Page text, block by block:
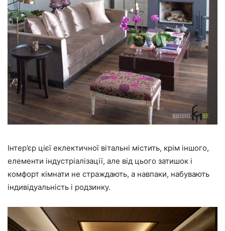
Інтер’єр цієї еклектичної вітальні містить, крім іншого,
елементи індустріалізації, але від цього затишок і
комфорт кімнати не страждають, а навпаки, набувають
індивідуальність і родзинку.